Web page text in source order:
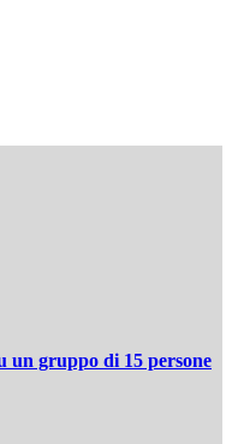
un gruppo di 15 persone